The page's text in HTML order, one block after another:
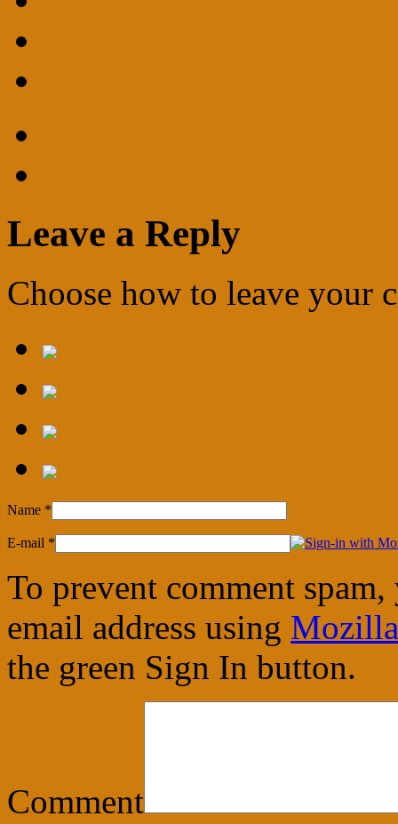
Leave a Reply
Choose how to leave your
Name *
E-mail *
To prevent comment
email address using
the green Sign In button.
Comment